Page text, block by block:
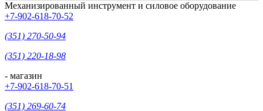
Механизированный инструмент и силовое оборудование
+7-902-618-70-52
(351) 270-50-94
(351) 220-18-98
- магазин
+7-902-618-70-51
(351) 269-60-74